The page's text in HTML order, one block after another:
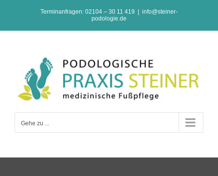
springen
Terminanfragen: 02104 – 30 11 419
info@steiner-
podologie.de
Gehe zu ...